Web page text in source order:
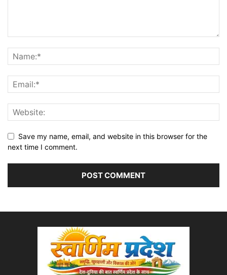
Save my name, email, and website in this browser for the
next time I comment.